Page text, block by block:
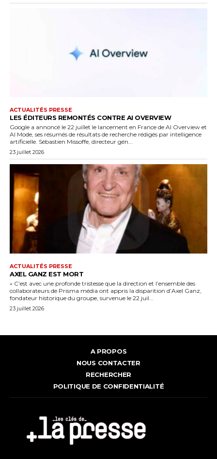
ACTUALITÉS PRESSE
LES ÉDITEURS REMONTÉS CONTRE AI OVERVIEW
Google a annoncé le 22 juillet le lancement en France de AI Overview et
AI Mode, ses résumés de résultats de recherche rédigés par intelligence
artificielle. Sébastien Missoffe, directeur gén...
23 juillet 2026
ACTUALITÉS PRESSE
AXEL GANZ EST MORT
« C’est avec une profonde tristesse que la direction et l’ensemble des
collaborateurs de Prisma média ont appris la disparition d’Axel Ganz,
fondateur historique du groupe, survenue le 22 juil...
23 juillet 2026
A PROPOS
NOUS CONTACTER
RECHERCHER
POLITIQUE DE CONFIDENTIALITÉ